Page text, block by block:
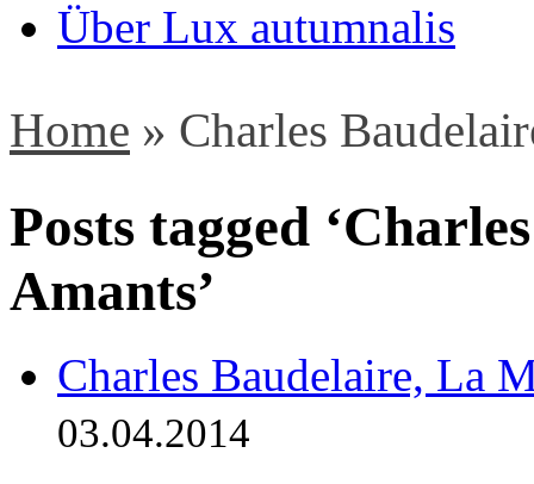
Über Lux autumnalis
Home » Charles
Posts tagged
Amants’
Charles Baudelaire, La
03.04.2014